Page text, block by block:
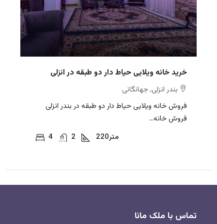
خرید خانه ویلایی حیاط دار دو طبقه در انزلی
بندر انزلی, جهانگانی
فروش خانه ویلایی حیاط دار دو طبقه در بندر انزلی
فروش خانه...
4
2 220متر
تماس با ملک مانا